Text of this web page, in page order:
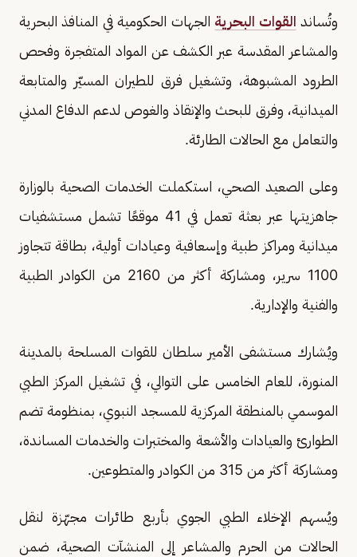
وتُساند القوات البحرية الجهات الحكومية في المنافذ البحرية
والمشاعر المقدسة عبر الكشف عن المواد المتفجرة وفحص
الطرود المشبوهة، وتشغيل فرق للطيران المسيّر والمتابعة
الميدانية، وفرق للبحث والإنقاذ والغوص لدعم الدفاع المدني
والتعامل مع الحالات الطارئة.
وعلى الصعيد الصحي، استكملت الخدمات الصحية بالوزارة
جاهزيتها عبر بعثة تعمل في 41 موقعًا تشمل مستشفيات
ميدانية ومراكز طبية وإسعافية وعيادات أولية، بطاقة تتجاوز
1100 سرير، ومشاركة أكثر من 2160 من الكوادر الطبية
والفنية والإدارية.
ويُشارك مستشفى الأمير سلطان للقوات المسلحة بالمدينة
المنورة، للعام الخامس على التوالي، في تشغيل المركز الطبي
الموسمي بالمنطقة المركزية للمسجد النبوي، بمنظومة تضم
الطوارئ والعيادات والأشعة والمختبرات والخدمات المساندة،
ومشاركة أكثر من 315 من الكوادر والمتطوعين.
ويُسهم الإخلاء الطبي الجوي بأربع طائرات مجهّزة لنقل
الحالات من الحرم والمشاعر إلى المنشآت الصحية، ضمن